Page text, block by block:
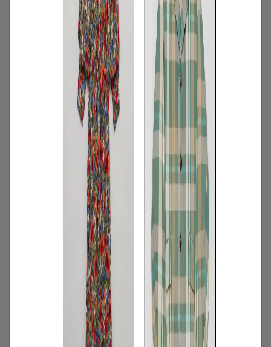
特集
【夏に映える別注ワンピース】ディウ
カ・レリル・アローブの特別なドレスが
登場！
2026.07.23